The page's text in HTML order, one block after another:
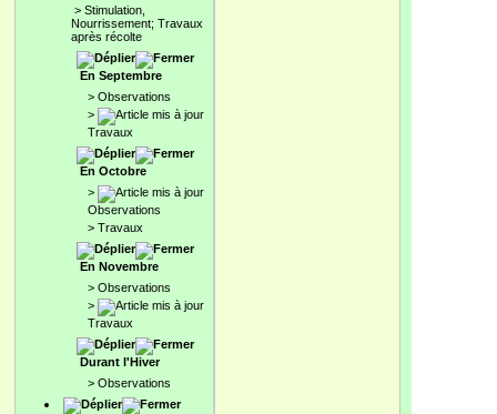
> Stimulation,
Nourrissement; Travaux
après récolte
En Septembre
> Observations
>
Travaux
En Octobre
>
Observations
> Travaux
En Novembre
> Observations
>
Travaux
Durant l'Hiver
> Observations